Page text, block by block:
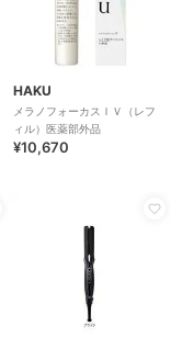
HAKU
メラノフォーカスＩＶ（レフ
ィル）医薬部外品
¥10,670